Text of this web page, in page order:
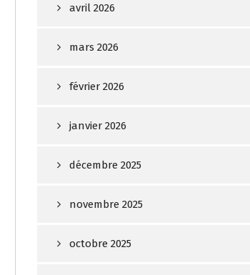
avril 2026
mars 2026
février 2026
janvier 2026
décembre 2025
novembre 2025
octobre 2025